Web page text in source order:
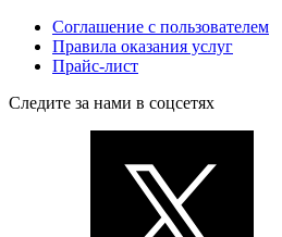
Соглашение с пользователем
Правила оказания услуг
Прайс-лист
Следите за нами в соцсетях